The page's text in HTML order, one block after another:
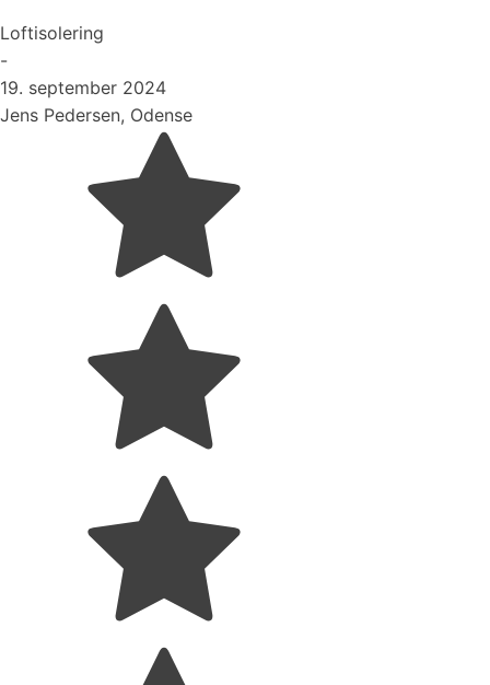
Loftisolering
-
19. september 2024
Jens Pedersen, Odense